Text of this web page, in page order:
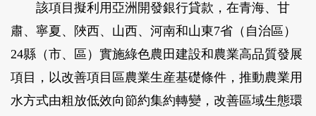
該項目擬利用亞洲開發銀行貸款，在青海、甘
肅、寧夏、陜西、山西、河南和山東7省（自治區）
24縣（市、區）實施綠色農田建設和農業高品質發展
項目，以改善項目區農業生産基礎條件，推動農業用
水方式由粗放低效向節約集約轉變，改善區域生態環